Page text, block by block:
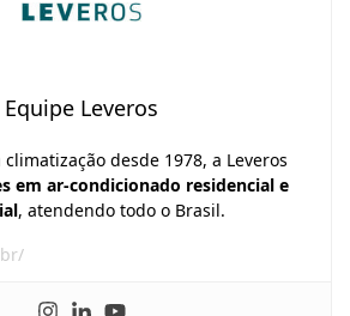
Equipe Leveros
desde 1978, a Leveros
em ar-condicionado residencial e
, atendendo todo o Brasil.